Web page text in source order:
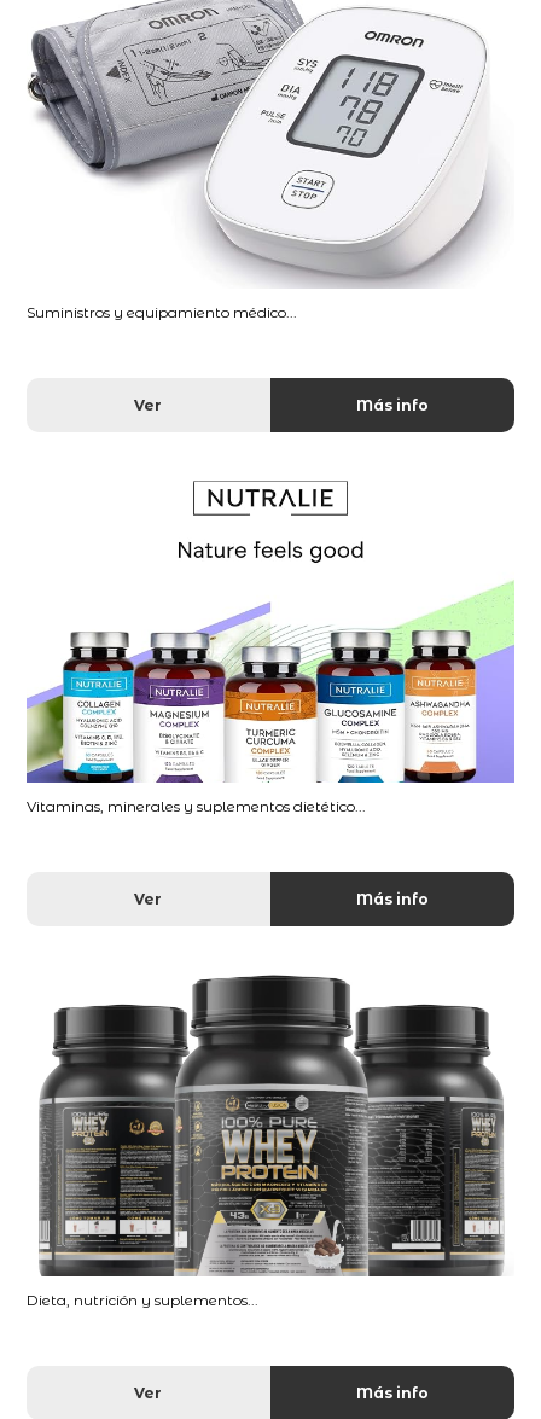
Suministros y equipamiento médico...
Ver Más info
Vitaminas, minerales y suplementos dietético...
Ver Más info
Dieta, nutrición y suplementos...
Ver Más info